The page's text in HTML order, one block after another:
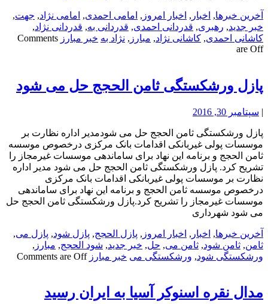
آخرین خبرها, اخبار , اخبار امروز , امامی احمدی, امامی نژاد, جهت,
خبر جدید, رهبری, قدردانی احمدی, قدردانی به, قدردانی نژاد,
کاشانی احمدی, کاشانی نژاد, مبارز , نژاد به خبر مبارز Comments
are Off
پازل ورشکستگی ثامن الحجج حل می شود
| سپتامبر 30, 2016
پازل ورشکستگی ثامن الحجج حل می شودمدیر اداره نظارت بر
موسسات پولی غیربانکی اقدامات بانک مرکزی درخصوص موسسه
ثامن الحجج و برنامه این نهاد برای ساماندهی موسسات غیرمجاز را
تشریح کرد. پازل ورشکستگی ثامن الحجج حل می شود مدیر اداره
نظارت بر موسسات پولی غیربانکی اقدامات بانک مرکزی
درخصوص موسسه ثامن الحجج و برنامه این نهاد برای ساماندهی
موسسات غیرمجاز را تشریح کرد.پازل ورشکستگی ثامن الحجج حل
می شود شهرداری
آخرین خبرها, اخبار , اخبار امروز , پازل الحجج, پازل شود, پازل می,
ثامن, ثامن شود, ثامن می, حل, خبر جدید, شود الحجج, مبارز ,
ورشکستگی شود, ورشکستگی می خبر مبارز Comments are Off
مدال نقره اسنوکر آسیا به ایران رسید